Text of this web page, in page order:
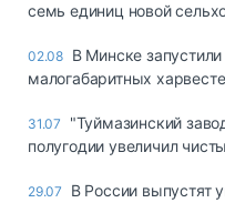
семь единиц новой
02.08 В Минске
малогабаритных
31.07
"Туймазинский
полугодии увеличил
29.07
В России выпустят